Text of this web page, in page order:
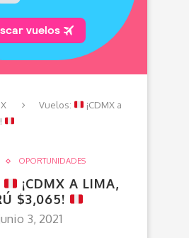
Vuelos:
¡CDMX a
OPORTUNIDADES
¡CDMX A LIMA,
$3,065!
3, 2021